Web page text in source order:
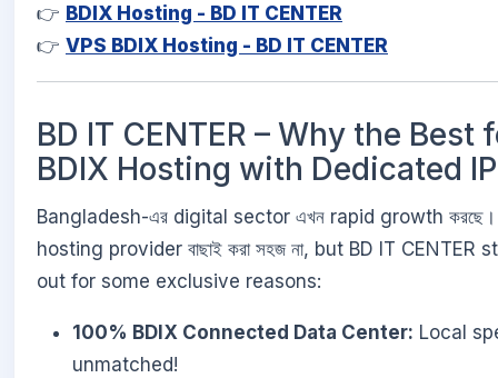
👉 BDIX Hosting - BD IT CENTER
👉 VPS BDIX Hosting - BD IT CENTER
BD IT CENTER – Why the Best
BDIX Hosting with Dedicated
Bangladesh-এর digital sector এখন rapid growth করছে।
hosting provider বাছাই করা সহজ না, but BD IT CENTER
out for some exclusive reasons:
100% BDIX Connected Data Center: Local
unmatched!